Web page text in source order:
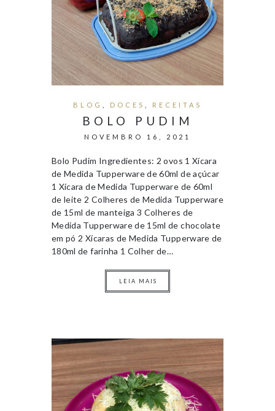
BLOG DOCES RECEITAS
BOLO PUDIM
NOVEMBRO 16, 2021
Bolo Pudim Ingredientes: 2 ovos 1 Xícara
de Medida Tupperware de 60ml de açúcar
1 Xícara de Medida Tupperware de 60ml
de leite 2 Colheres de Medida Tupperware
de 15ml de manteiga 3 Colheres de
Medida Tupperware de 15ml de chocolate
em pó 2 Xícaras de Medida Tupperware de
180ml de farinha 1 Colher de…
LEIA MAIS